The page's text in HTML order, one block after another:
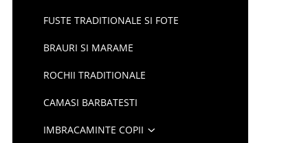
FUSTE TRADITIONALE SI FOTE
BRAURI SI MARAME
ROCHII TRADITIONALE
CAMASI BARBATESTI
IMBRACAMINTE COPII